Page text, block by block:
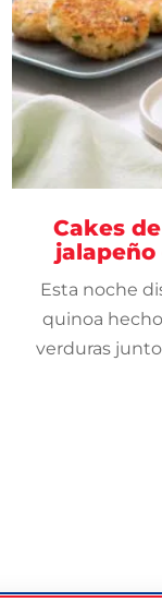
Cakes
jalapeño
Esta noche
quinoa
verduras